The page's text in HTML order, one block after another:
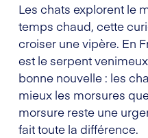
Les chats explorent le
temps chaud, cette
croiser une vipère. En
est le serpent
bonne nouvelle : les
mieux les morsures
morsure reste une
fait toute la différence.